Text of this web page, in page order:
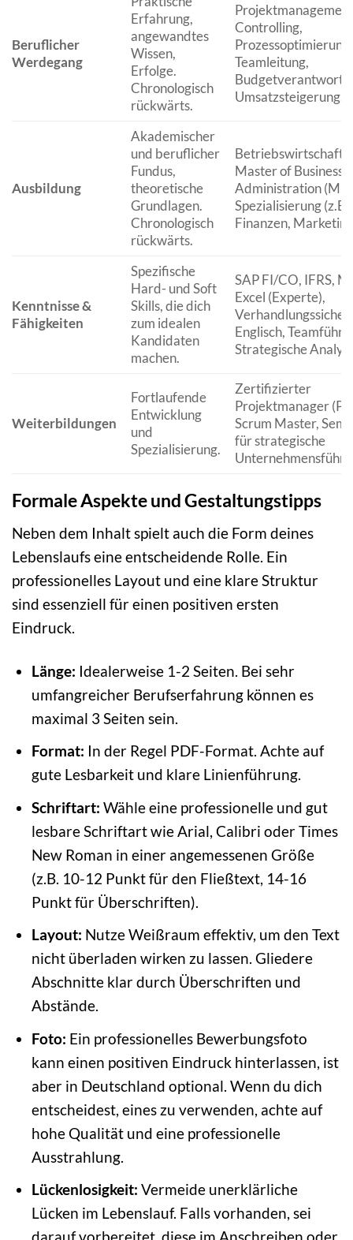
Beruflicher
Werdegang
Erfahrung,
angewandtes
Wissen,
Erfolge.
Chronologisch
rückwärts.
Controlling,
Prozessoptimierung,
Teamleitung,
Umsatzsteigerung.
Ausbildung
Akademischer
und beruflicher
Fundus,
theoretische
Grundlagen.
Chronologisch
rückwärts.
Master of Business
Administration
Spezialisierung (z.B.
Finanzen,
Kenntnisse &
Fähigkeiten
Spezifische
Hard- und Soft
Skills, die dich
zum idealen
Kandidaten
machen.
SAP FI/CO, IFRS,
Excel (Experte),
Englisch,
Strategische
Weiterbildungen
Fortlaufende
Entwicklung
und
Spezialisierung.
Zertifizierter
Projektmanager
Scrum Master,
für strategische
Formale Aspekte und Gestaltungstipps
Neben dem Inhalt spielt auch die Form deines
Lebenslaufs eine entscheidende Rolle. Ein
professionelles Layout und eine klare Struktur
sind essenziell für einen positiven ersten
Eindruck.
Länge: Idealerweise 1-2 Seiten. Bei sehr
umfangreicher Berufserfahrung können es
maximal 3 Seiten sein.
Format: In der Regel PDF-Format. Achte auf
gute Lesbarkeit und klare Linienführung.
Schriftart: Wähle eine professionelle und gut
lesbare Schriftart wie Arial, Calibri oder Times
New Roman in einer angemessenen Größe
(z.B. 10-12 Punkt für den Fließtext, 14-16
Punkt für Überschriften).
Layout: Nutze Weißraum effektiv, um den Text
nicht überladen wirken zu lassen. Gliedere
Abschnitte klar durch Überschriften und
Abstände.
Foto: Ein professionelles Bewerbungsfoto
kann einen positiven Eindruck hinterlassen, ist
aber in Deutschland optional. Wenn du dich
entscheidest, eines zu verwenden, achte auf
hohe Qualität und eine professionelle
Ausstrahlung.
Lückenlosigkeit: Vermeide unerklärliche
Lücken im Lebenslauf. Falls vorhanden, sei